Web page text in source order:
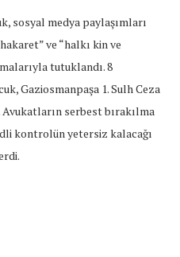
sosyal medya paylaşımları
ve “halkı kin ve
tutuklandı. 8
Gaziosmanpaşa 1. Sulh Ceza
serbest bırakılma
kontrolün yetersiz kalacağı